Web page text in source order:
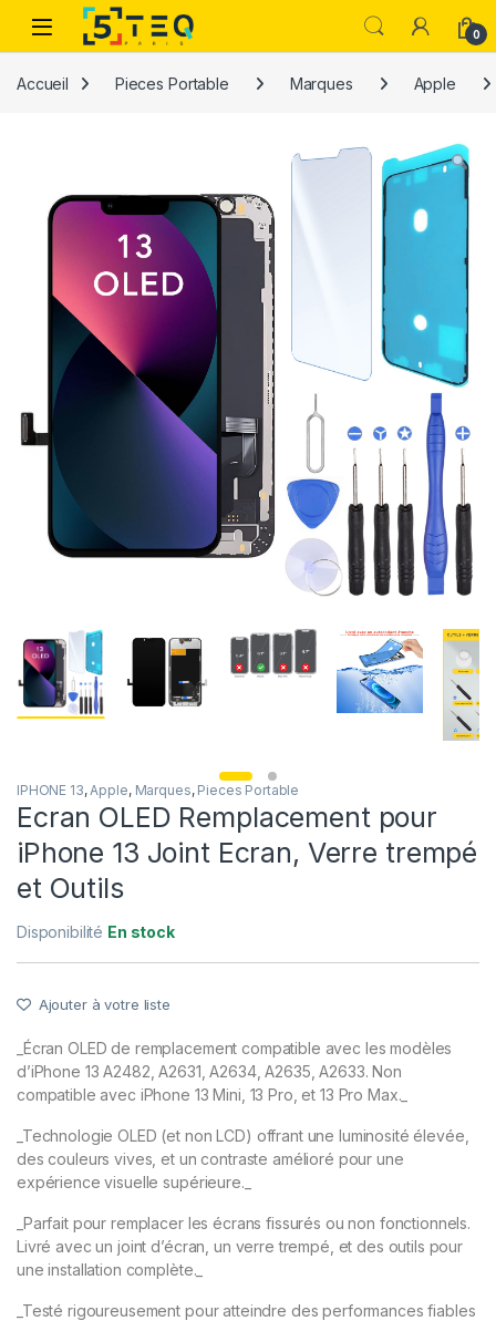
Passer à la navigation
Aller au contenu
0
Accueil Pieces Portable Marques Apple
IPHONE 13, Apple, Marques, Pieces Portable
Ecran OLED Remplacement pour
iPhone 13 Joint Ecran, Verre trempé
et Outils
Disponibilité En stock
Ajouter à votre liste
_Écran OLED de remplacement compatible avec les modèles
d’iPhone 13 A2482, A2631, A2634, A2635, A2633. Non
compatible avec iPhone 13 Mini, 13 Pro, et 13 Pro Max._
_Technologie OLED (et non LCD) offrant une luminosité élevée,
des couleurs vives, et un contraste amélioré pour une
expérience visuelle supérieure._
_Parfait pour remplacer les écrans fissurés ou non fonctionnels.
Livré avec un joint d’écran, un verre trempé, et des outils pour
une installation complète._
_Testé rigoureusement pour atteindre des performances fiables